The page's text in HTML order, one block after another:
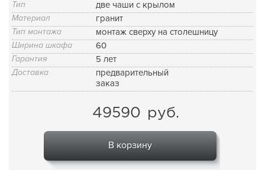
Тип две чаши с крылом
Материал гранит
Тип монтажа монтаж сверху на столешницу
Ширина шкафа 60
Гарантия 5 лет
Доставка
предварительный
заказ
49590 руб.
В корзину